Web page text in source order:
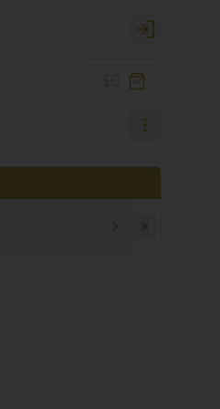
Login
$0